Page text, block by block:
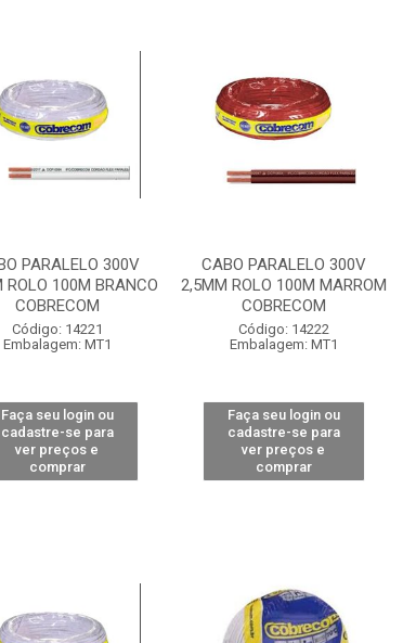
PARALELO 300V
ROLO 100M BRANCO
COBRECOM
Código: 14221
Embalagem: MT1
Faça seu login ou
cadastre-se para
ver preços e
comprar
CABO PARALELO 300V
2,5MM ROLO 100M MARROM
COBRECOM
Código: 14222
Embalagem: MT1
Faça seu login ou
cadastre-se para
ver preços e
comprar